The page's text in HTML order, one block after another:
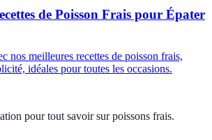
de Poisson Frais pour Épater
nos meilleures recettes de poisson frais,
idéales pour toutes les occasions.
pour tout savoir sur poissons frais.